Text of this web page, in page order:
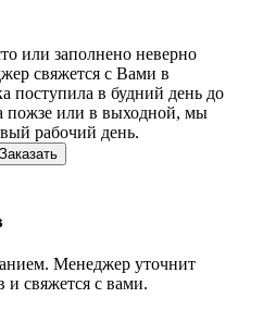
или заполнено неверно
свяжется с Вами в
поступила в будний день до
пожзе или в выходной, мы
рабочий день.
Менеджер уточнит
и свяжется с вами.